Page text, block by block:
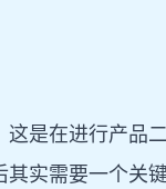
是在进行产品
其实需要一个